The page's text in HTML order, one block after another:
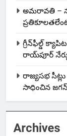
అమరావతి –
గ్రీన్‌ఫీల్డ్
రాయ్‌పూర్
రాజ్యసభ
సాధించిన జగన్
Archives